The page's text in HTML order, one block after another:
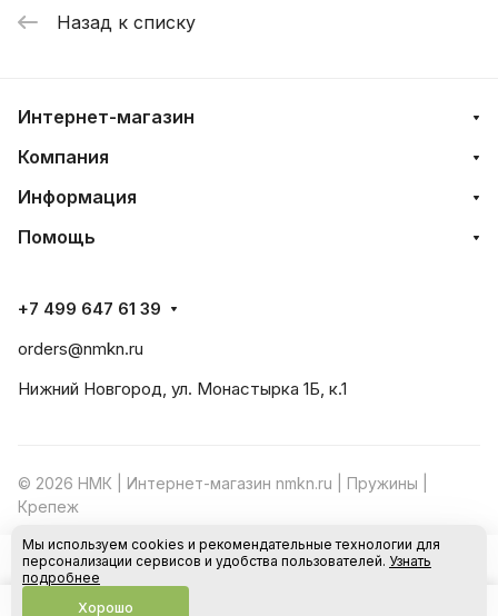
В корзину
Назад к списку
Интернет-магазин
Компания
Информация
Помощь
+7 499 647 61 39
orders@nmkn.ru
Нижний Новгород, ул. Монастырка 1Б, к.1
© 2026 НМК | Интернет-магазин nmkn.ru | Пружины |
Крепеж
Конфиденциальность Оферта
Мы используем cookies и рекомендательные технологии для
персонализации сервисов и удобства пользователей. Узнать
подробнее
Хорошо